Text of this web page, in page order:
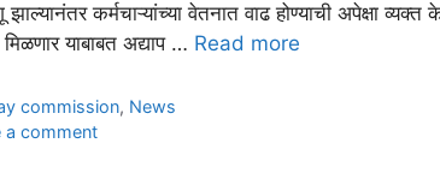
कर्मचाऱ्यांच्या वेतनात वाढ होण्याची अपेक्षा
याबाबत अद्याप … Read more
commission, News
a comment